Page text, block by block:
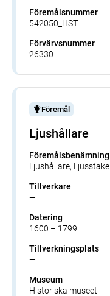
Föremålsnummer
542050_HST
Förvärvsnummer
26330
Föremål
Ljushållare
Föremålsbenämning
Ljushållare, Ljusstake
Tillverkare
—
Datering
1600 – 1799
Tillverkningsplats
—
Museum
Historiska museet